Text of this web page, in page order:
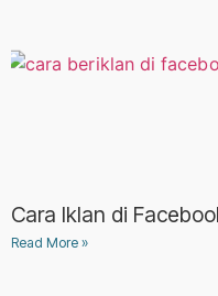
Cara Iklan di
Read More »